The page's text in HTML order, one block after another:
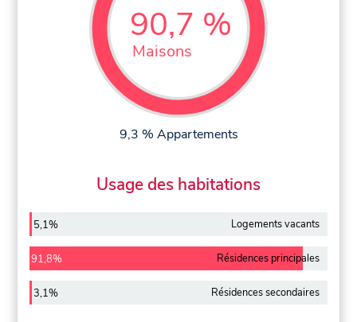
90,7 %
Maisons
9,3 % Appartements
Usage des habitations
5,1% Logements vacants
91,8% Résidences principales
3,1% Résidences secondaires